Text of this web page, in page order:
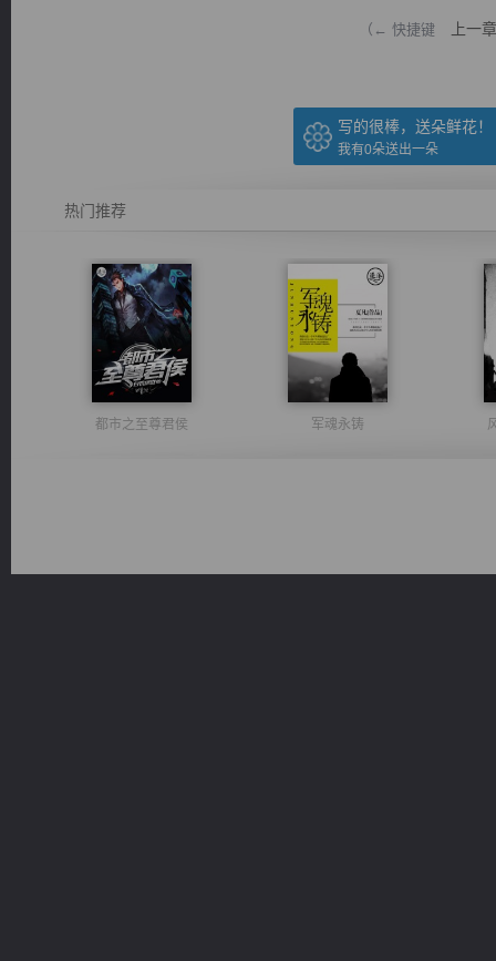
（← 快捷键 上一章
写的很棒，送朵鲜花！
我有0朵送出一朵
热门推荐
都市之至尊君侯 军魂永铸